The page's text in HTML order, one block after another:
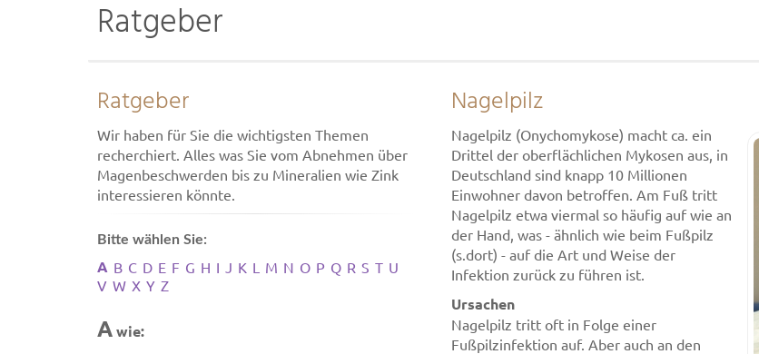
Ratgeber
Ratgeber
Wir haben für Sie die wichtigsten Themen
recherchiert. Alles was Sie vom Abnehmen über
Magenbeschwerden bis zu Mineralien wie Zink
interessieren könnte.
Bitte wählen Sie:
A B C D E F G H I J K L M N O P Q R S T U
V W X Y Z
Awie:
Nagelpilz
Nagelpilz (Onychomykose) macht ca. ein
Drittel der oberflächlichen Mykosen aus, in
Deutschland sind knapp 10 Millionen
Einwohner davon betroffen. Am Fuß tritt
Nagelpilz etwa viermal so häufig auf wie an
der Hand, was - ähnlich wie beim Fußpilz
(s.dort) - auf die Art und Weise der
Infektion zurück zu führen ist.
Ursachen
Nagelpilz tritt oft in Folge einer
Fußpilzinfektion auf. Aber auch an den